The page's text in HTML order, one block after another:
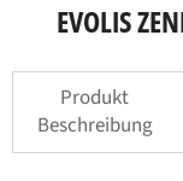
EVOLIS
Produkt
Beschreibung